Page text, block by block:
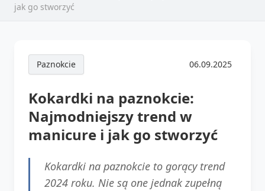
jak go stworzyć
Paznokcie 06.09.2025
Kokardki na paznokcie:
Najmodniejszy trend w
manicure i jak go stworzyć
Kokardki na paznokcie to gorący trend
2024 roku. Nie są one jednak zupełną